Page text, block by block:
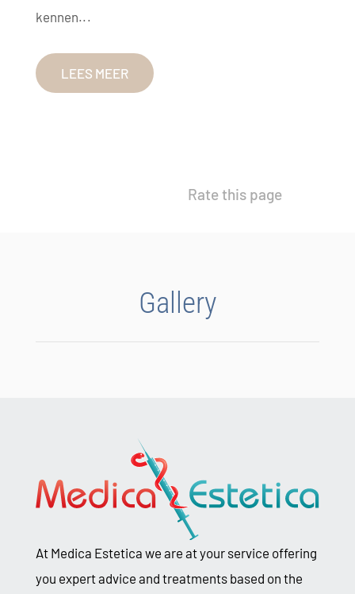
kennen...
LEES MEER
Rate this page
Gallery
At Medica Estetica we are at your service offering
you expert advice and treatments based on the